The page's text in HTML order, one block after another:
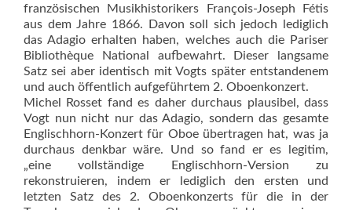
französischen Musikhistorikers François-Joseph Fétis
aus dem Jahre 1866. Davon soll sich jedoch lediglich
das Adagio erhalten haben, welches auch die Pariser
Bibliothèque National aufbewahrt. Dieser langsame
Satz sei aber identisch mit Vogts später entstandenem
und auch öffentlich aufgeführtem 2. Oboenkonzert.
Michel Rosset fand es daher durchaus plausibel, dass
Vogt nun nicht nur das Adagio, sondern das gesamte
Englischhorn-Konzert für Oboe übertragen hat, was ja
durchaus denkbar wäre. Und so fand er es legitim,
„eine vollständige Englischhorn-Version zu
rekonstruieren, ­indem er lediglich den ersten und
letzten Satz des 2. Oboenkonzerts für die in der